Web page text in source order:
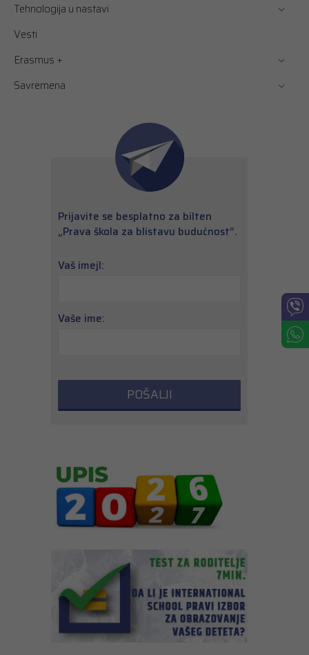
Tehnologija u nastavi
Vesti
Erasmus +
Savremena
Prijavite se besplatno za bilten
„Prava škola za blistavu budućnost”.
Vaš imejl:
Vaše ime: